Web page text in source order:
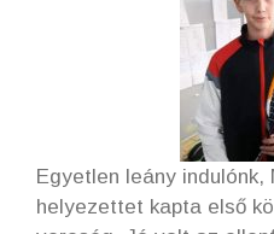
Egyetlen leány indulónk,
helyezettet kapta első